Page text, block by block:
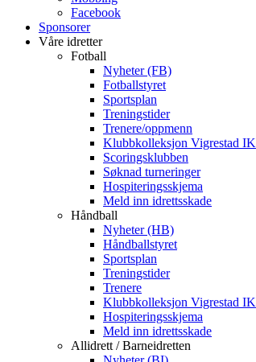
Facebook
Sponsorer
Våre idretter
Fotball
Nyheter (FB)
Fotballstyret
Sportsplan
Treningstider
Trenere/oppmenn
Klubbkolleksjon Vigrestad IK
Scoringsklubben
Søknad turneringer
Hospiteringsskjema
Meld inn idrettsskade
Håndball
Nyheter (HB)
Håndballstyret
Sportsplan
Treningstider
Trenere
Klubbkolleksjon Vigrestad IK
Hospiteringsskjema
Meld inn idrettsskade
Allidrett / Barneidretten